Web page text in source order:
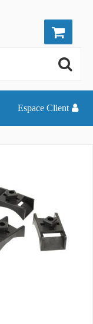
Espace Client